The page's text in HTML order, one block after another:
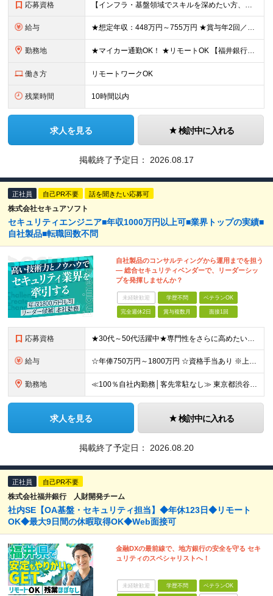
応募資格 【インフラ・基盤領域でスキルを深めたい方、大歓迎！】 ◆学歴不問 ◆以下いずれかの経験がある方（年数不問） ・OA基盤の構築・運用・保守 ・ネットワーク設計・構築・運用 ・セキュリティ設計・運用・監
給与 ★想定年収：448万円～755万円 ★賞与年2回／前年度実績：4ヶ月分 月給28万～47万2000円＋賞与年2回＋各種手当 ※経験・能力を考慮の上、決定いたします。 ※残業手当は残業時間に応じて別
勤務地 ★マイカー通勤OK！ ★リモートOK 【福井銀行 本店ビル】 福井県福井市順化1-1-1 福井駅前通りの大名町交差点目の前に「人や時間を紡ぐ」事をコンセプトに新たに本店ビルを構えております。 ※
働き方 リモートワークOK
残業時間 10時間以内
求人を見る 検討中に入れる
掲載終了予定日： 2026.08.17
正社員 自己PR不要 話を聞きたい応募可
株式会社セキュアソフト
セキュリティエンジニア■年収1000万円以上可■業界トップの実績■
自社製品■転職回数不問
自社製品のコンサルティングから運用までを担う
― 総合セキュリティベンダーで、リーダーシッ
プを発揮しませんか？
未経験歓迎 学歴不問 ベテランOK
完全週休2日 賞与複数月 面接1回
応募資格 ★30代～50代活躍中★専門性をさらに高めたい方に ■ネットワーク・サーバー設計・構築経験が5年以上ある方 ■セキュリティ分野での設計・構築・運用保守経験が3年以上ある方 ■学歴不問 ＼転職回数は
給与 ☆年俸750万円～1800万円 ☆資格手当あり ※上記金額を12分割した金額を支給します ※固定残業手当(45時間/月、156,800円～)を含む。超過分は別途支給します。 ※試用期間は3か月（試用
勤務地 ≪100％自社内勤務│客先常駐なし≫ 東京都渋谷区千駄ヶ谷5丁目31番11号 住友不動産新宿南口ビル16階 ※（変更の範囲）上記を除く当社関連勤務地
求人を見る 検討中に入れる
掲載終了予定日： 2026.08.20
正社員 自己PR不要
株式会社福井銀行 人財開発チーム
社内SE【OA基盤・セキュリティ担当】◆年休123日◆リモート
OK◆最大9日間の休暇取得OK◆Web面接可
金融DXの最前線で、地方銀行の安全を守る セキ
ュリティのスペシャリストへ！
未経験歓迎 学歴不問 ベテランOK